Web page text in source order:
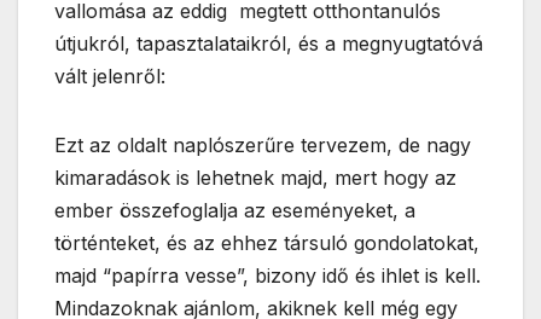
vallomása az eddig megtett otthontanulós
útjukról, tapasztalataikról, és a megnyugtatóvá
vált jelenről:
Ezt az oldalt naplószerűre tervezem, de nagy
kimaradások is lehetnek majd, mert hogy az
ember összefoglalja az eseményeket, a
történteket, és az ehhez társuló gondolatokat,
majd “papírra vesse”, bizony idő és ihlet is kell.
Mindazoknak ajánlom, akiknek kell még egy